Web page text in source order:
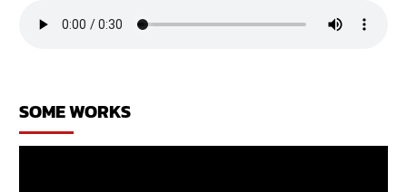
ร้าน
ออกแบบ
SOME WORKS